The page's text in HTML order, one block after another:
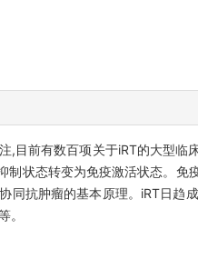
,目前有数百项关于iRT的大型
状态转变为免疫激活状态。
同抗肿瘤的基本原理。iRT日趋
。